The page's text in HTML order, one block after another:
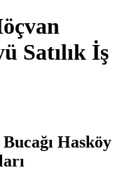
Satılık İş
Hasköy